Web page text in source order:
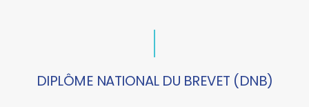
DIPLÔME NATIONAL DU BREVET (DNB)